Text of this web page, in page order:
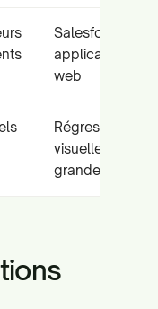
Salesforce et
applications
web
Régression
visuelle à
grande échelle